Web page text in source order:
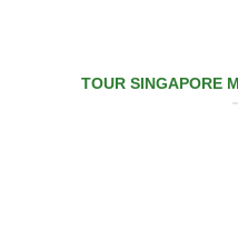
TOUR SINGAPORE